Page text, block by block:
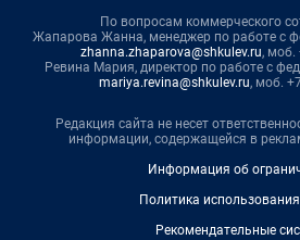
По вопросам коммерческого
Жапарова Жанна, менеджер по работе с
zhanna.zhaparova@shkulev.ru, моб.
Ревина Мария, директор по работе с
mariya.revina@shkulev.ru, моб.
Редакция сайта не несет
информации, содержащейся в
Информация об
Политика
Рекомендательные